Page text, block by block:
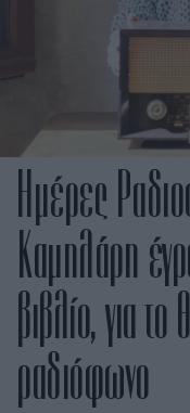
Ημέρες
Καμηλάρη
βιβλίο, για
ραδιόφωνο